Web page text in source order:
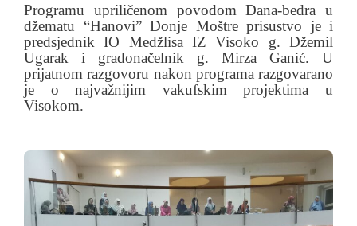
Programu upriličenom povodom Dana-bedra u
džematu “Hanovi” Donje Moštre prisustvo je i
predsjednik IO Medžlisa IZ Visoko g. Džemil
Ugarak i gradonačelnik g. Mirza Ganić. U
prijatnom razgovoru nakon programa razgovarano
je o najvažnijim vakufskim projektima u
Visokom.